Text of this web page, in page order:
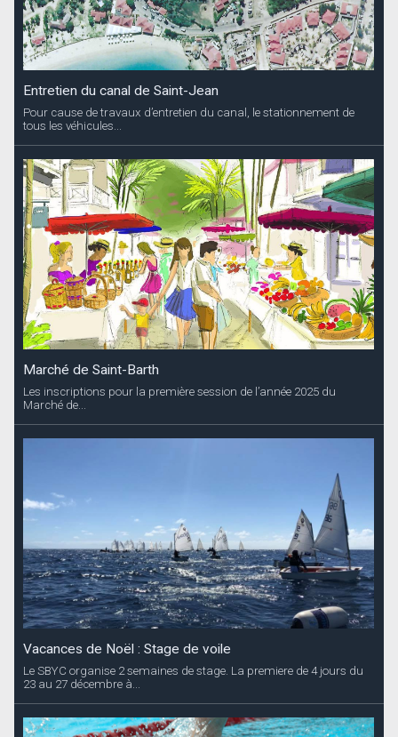
Entretien du canal de Saint-Jean
Pour cause de travaux d’entretien du canal, le stationnement de
tous les véhicules...
Marché de Saint-Barth
Les inscriptions pour la première session de l’année 2025 du
Marché de...
Vacances de Noël : Stage de voile
Le SBYC organise 2 semaines de stage. La premiere de 4 jours du
23 au 27 décembre à...